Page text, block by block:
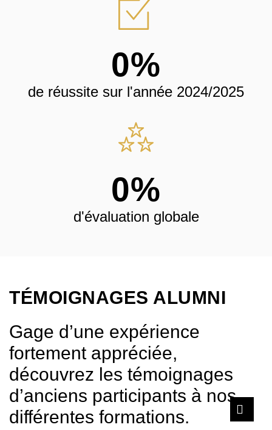
de réussite sur l'année 2024/2025
0%
d'évaluation globale
0%
TÉMOIGNAGES ALUMNI
Gage d’une expérience
fortement appréciée,
découvrez les témoignages
d’anciens participants à nos
différentes formations.